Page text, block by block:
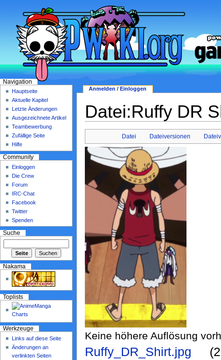
Datei:Ruffy DR
Datei Dateiversionen
Keine höhere Auflösung
Ruffy_DR_Shirt.jpg
Anmelden / Einloggen
Navigation
Hauptseite
Aktuelle Kapitel
Letzte Änderungen
Ausgezeichnete Artikel
Teambewerbung
Zufällige Seite
Hilfe
Community
Einloggen
Die Crew
Forum
IRC-Chat
Facebook
Twitter
Spenden
Suche
Nakama
Toplists
Werkzeuge
Links auf diese Seite
Änderungen an
verlinkten Seiten